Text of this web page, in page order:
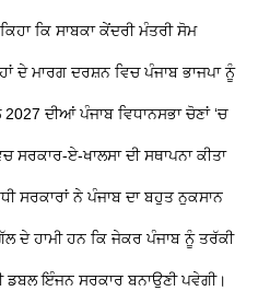
ਕਿ ਸਾਬਕਾ ਕੇਂਦਰੀ ਮੰਤਰੀ ਸੋਮ
ਦੇ ਮਾਰਗ ਦਰਸ਼ਨ ਵਿਚ ਪੰਜਾਬ ਭਾਜਪਾ ਨੂੰ
ਦੀਆਂ ਪੰਜਾਬ ਵਿਧਾਨਸਭਾ ਚੋਣਾਂ ‘ਚ
ਸਰਕਾਰ-ਏ-ਖਾਲਸਾ ਦੀ ਸਥਾਪਨਾ ਕੀਤਾ
ਸਰਕਾਰਾਂ ਨੇ ਪੰਜਾਬ ਦਾ ਬਹੁਤ ਨੁਕਸਾਨ
ਦੇ ਹਾਮੀ ਹਨ ਕਿ ਜੇਕਰ ਪੰਜਾਬ ਨੂੰ ਤਰੱਕੀ
ਡਬਲ ਇੰਜਨ ਸਰਕਾਰ ਬਨਾਉਣੀ ਪਵੇਗੀ।